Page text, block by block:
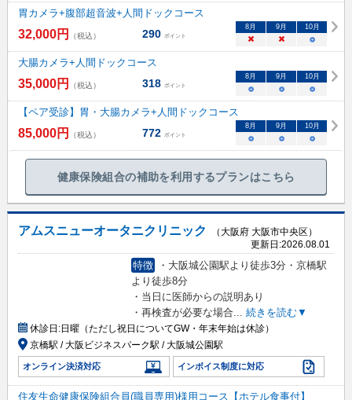
胃カメラ+腹部超音波+人間ドックコース
32,000円 （税込） 290 ポイント
8月 9月 10月
× × ○
大腸カメラ+人間ドックコース
35,000円 （税込） 318 ポイント
8月 9月 10月
○ ○ ○
【ペア受診】胃・大腸カメラ+人間ドックコース
85,000円 （税込） 772 ポイント
8月 9月 10月
○ ○ ○
健康保険組合の補助を利用するプランはこちら
アムスニューオータニクリニック
（大阪府 大阪市中央区）
更新日:2026.08.01
特徴
・大阪城公園駅より徒歩3分・京橋駅
より徒歩8分
・当日に医師からの説明あり
・再検査が必要な場合... 続きを読む▼
休診日:日曜（ただし祝日についてGW・年末年始は休診）
京橋駅 / 大阪ビジネスパーク駅 / 大阪城公園駅
オンライン決済対応 インボイス制度に対応
住友生命健康保険組合員(職員専用)様用コース【ホテル食事付】